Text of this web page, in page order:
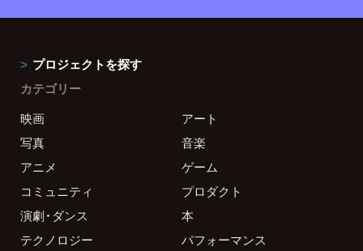
プロジェクトを探す
カテゴリー
映画
アート
写真
音楽
アニメ
ゲーム
コミュニティ
プロダクト
演劇・ダンス
本
テクノロジー
パフォーマンス